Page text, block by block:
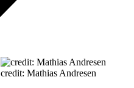
credit: Mathias Andresen